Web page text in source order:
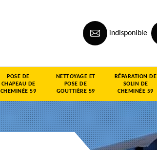
indisponible
POSE DE
CHAPEAU DE
CHEMINÉE 59
NETTOYAGE ET
POSE DE
GOUTTIÈRE 59
RÉPARATION DE
SOLIN DE
CHEMINÉE 59